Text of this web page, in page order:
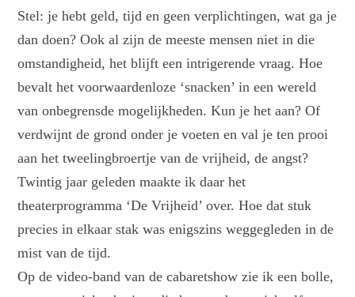
Stel: je hebt geld, tijd en geen verplichtingen, wat ga je
dan doen? Ook al zijn de meeste mensen niet in die
omstandigheid, het blijft een intrigerende vraag. Hoe
bevalt het voorwaardenloze ‘snacken’ in een wereld
van onbegrensde mogelijkheden. Kun je het aan? Of
verdwijnt de grond onder je voeten en val je ten prooi
aan het tweelingbroertje van de vrijheid, de angst?
Twintig jaar geleden maakte ik daar het
theaterprogramma ‘De Vrijheid’ over. Hoe dat stuk
precies in elkaar stak was enigszins weggegleden in de
mist van de tijd.
Op de video-band van de cabaretshow zie ik een bolle,